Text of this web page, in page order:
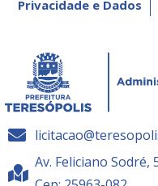
Privacidade e Dados
Av. Feliciano Sodré,